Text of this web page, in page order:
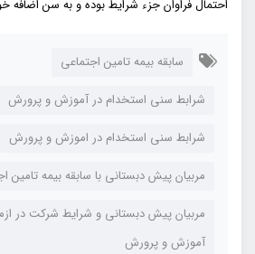
احتمال فراوان جزء شرایط بوده و به سن اضافه
سابقه بیمه تامین اجتماعی
شرابط سنی استخدام در آموزش و پرورش
شرابط سنی استخدام در اموزش و پرورش
مربیان پیش دبستانی با سابقه بیمه
مربیان پیش دبستانی و شرایط شرکت در
آموزش و پرورش